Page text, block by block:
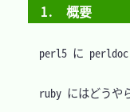
1.　概要
perl5 に perldoc
ruby にはどうや